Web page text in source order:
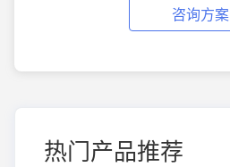
咨询方案
热门产品推荐